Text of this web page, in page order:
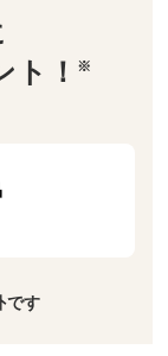
ト！
※
です